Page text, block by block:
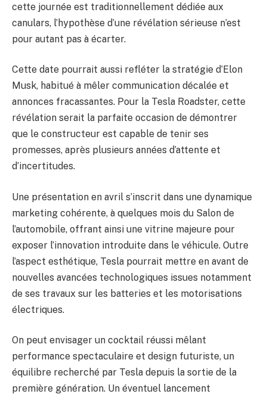
cette journée est traditionnellement dédiée aux
canulars, l’hypothèse d’une révélation sérieuse n’est
pour autant pas à écarter.
Cette date pourrait aussi refléter la stratégie d’Elon
Musk, habitué à mêler communication décalée et
annonces fracassantes. Pour la Tesla Roadster, cette
révélation serait la parfaite occasion de démontrer
que le constructeur est capable de tenir ses
promesses, après plusieurs années d’attente et
d’incertitudes.
Une présentation en avril s’inscrit dans une dynamique
marketing cohérente, à quelques mois du Salon de
l’automobile, offrant ainsi une vitrine majeure pour
exposer l’innovation introduite dans le véhicule. Outre
l’aspect esthétique, Tesla pourrait mettre en avant de
nouvelles avancées technologiques issues notamment
de ses travaux sur les batteries et les motorisations
électriques.
On peut envisager un cocktail réussi mêlant
performance spectaculaire et design futuriste, un
équilibre recherché par Tesla depuis la sortie de la
première génération. Un éventuel lancement